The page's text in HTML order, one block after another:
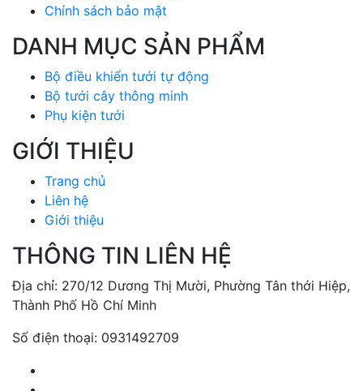
Chính sách bảo mật
DANH MỤC SẢN PHẨM
Bộ điều khiển tưới tự động
Bộ tưới cây thông minh
Phụ kiện tưới
GIỚI THIỆU
Trang chủ
Liên hệ
Giới thiệu
THÔNG TIN LIÊN HỆ
Địa chỉ: 270/12 Dương Thị Mười, Phường Tân thới Hiệp,
Thành Phố Hồ Chí Minh
Số điện thoại: 0931492709